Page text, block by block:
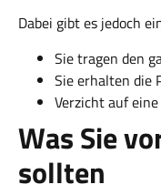
Dabei gibt es jedoch
Sie tragen den
Sie erhalten die
Verzicht auf
Was Sie
sollten